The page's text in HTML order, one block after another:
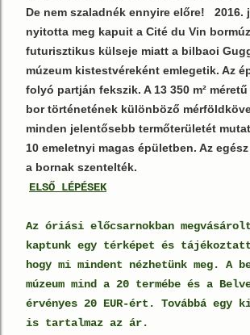
De nem szaladnék ennyire előre!
2016.
nyitotta meg kapuit a Cité du Vin
futurisztikus külseje miatt a bilbaoi
múzeum kistestvéreként emlegetik. Az
folyó partján fekszik. A 13 350 m²
bor történetének különböző
minden jelentősebb termőterületét
10 emeletnyi magas épületben. Az
a bornak szentelték.
ELSŐ LÉPÉSEK
Az óriási előcsarnokban
kaptunk egy térképet és
hogy mi mindent nézhetünk meg. A
múzeum mind a 20 termébe és a
érvényes 20 EUR-ért. Továbbá egy
is tartalmaz az ár.